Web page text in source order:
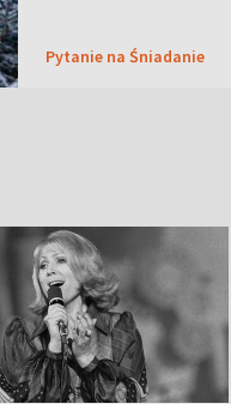
Pytanie na Śniadanie